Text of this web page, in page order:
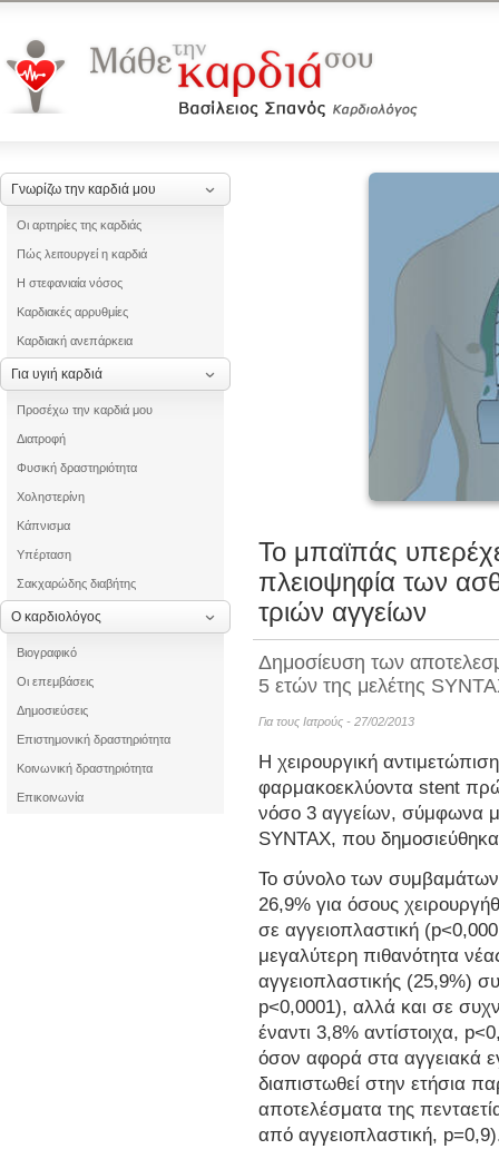
Γνωρίζω την καρδιά μου
Οι αρτηρίες της καρδιάς
Πώς λειτουργεί η καρδιά
Η στεφανιαία νόσος
Καρδιακές αρρυθμίες
Καρδιακή ανεπάρκεια
Για υγιή καρδιά
Προσέχω την καρδιά μου
Διατροφή
Φυσική δραστηριότητα
Χοληστερίνη
Κάπνισμα
Υπέρταση
Σακχαρώδης διαβήτης
Ο καρδιολόγος
Βιογραφικό
Οι επεμβάσεις
Δημοσιεύσεις
Επιστημονική δραστηριότητα
Κοινωνική δραστηριότητα
Επικοινωνία
Το μπαϊπάς
πλειοψηφία των
τριών αγγείων
Δημοσίευση των
5 ετών της μελέτης
Για τους Ιατρούς - 27/02/2013
Η χειρουργική
φαρμακοεκλύοντα stent
νόσο 3 αγγείων, σύμφωνα
SYNTAX, που
Το σύνολο των
26,9% για όσους
σε αγγειοπλαστική
μεγαλύτερη πιθανότητα
αγγειοπλαστικής (25,9%)
p<0,0001), αλλά και σε
έναντι 3,8% αντίστοιχα,
όσον αφορά στα αγγειακά
διαπιστωθεί στην ετήσια
αποτελέσματα της
από αγγειοπλαστική,